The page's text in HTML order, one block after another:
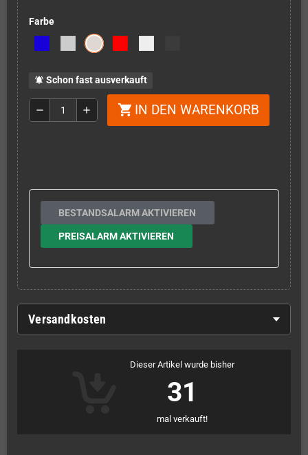
Farbe
notifications_active Schon fast ausverkauft
remove add shopping_cart IN DEN WARENKORB
BESTANDSALARM AKTIVIEREN
PREISALARM AKTIVIEREN
Versandkosten
Dieser Artikel wurde bisher
31
mal verkauft!